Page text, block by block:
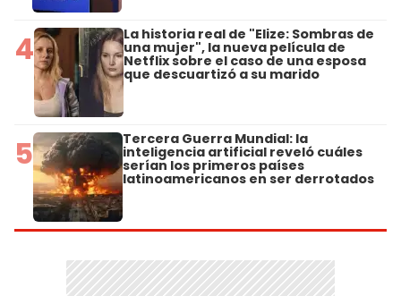
4 La historia real de "Elize: Sombras de
una mujer", la nueva película de
Netflix sobre el caso de una esposa
que descuartizó a su marido
5 Tercera Guerra Mundial: la
inteligencia artificial reveló cuáles
serían los primeros países
latinoamericanos en ser derrotados